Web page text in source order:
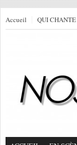
Accueil QUI CHANTE